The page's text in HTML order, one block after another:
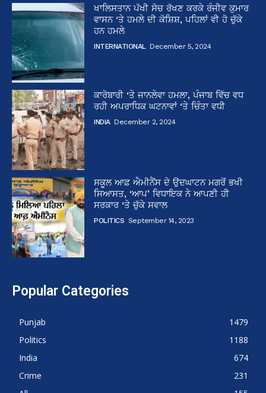
ਖਾਲਿਸਤਾਨ ਪੱਖੀ ਸੋਚ ਰੱਖਣ ਕਰਕੇ ਰੰਜੀਵ ਕੁਮਾਰ
ਵਾਸਨ ‘ਤੇ ਹਮਲੇ ਦੀ ਕੋਸ਼ਿਸ਼, ਪਹਿਲਾਂ ਵੀ ਹੋ ਚੁੱਕੇ
ਹਨ ਹਮਲੇ
INTERNATIONAL December 5, 2024
ਕਾਰੋਬਾਰੀ ‘ਤੇ ਜਾਨਲੇਵਾ ਹਮਲਾ, ਪੰਜਾਬ ਵਿੱਚ ਵਧ
ਰਹੀ ਅਪਰਾਧਿਕ ਘਟਨਾਵਾਂ ‘ਤੇ ਚਿੰਤਾ ਵਧੀ
INDIA December 2, 2024
ਸਕੂਲ ਆਫ਼ ਐਮੀਨੈਂਸ ਦੇ ਉਦਘਾਟਨ ਮਗਰੋਂ ਭਖੀ
ਸਿਆਸਤ, ‘ਆਪ’ ਵਿਧਾਇਕ ਨੇ ਆਪਣੀ ਹੀ
ਸਰਕਾਰ ‘ਤੇ ਚੁੱਕੇ ਸਵਾਲ
POLITICS September 14, 2023
Popular Categories
Punjab
1479
Politics
1188
India
674
Crime
231